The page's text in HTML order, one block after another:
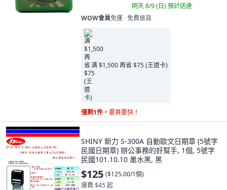
明天 8/9 (日)預計送達
WOW會員免運 ∙ 免費退貨
满 $1,500 再省 $75 (王道卡)
僅剩1件， 要買要快！
SHINY 新力 S-300A 自動歐文日期章 (5號字
民國日期章) 辦公事務的好幫手, 1個, 5號字
民國101.10.10 墨水黑, 黑
$125 ($125.00/1個)
運費 $45 起